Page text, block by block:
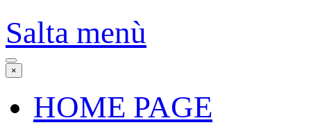
Salta menù
×
HOME PAGE